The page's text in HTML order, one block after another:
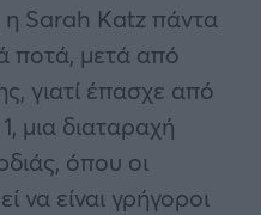
Sarah Katz πάντα
ποτά, μετά από
γιατί έπασχε από
μια διαταραχή
όπου οι
να είναι γρήγοροι